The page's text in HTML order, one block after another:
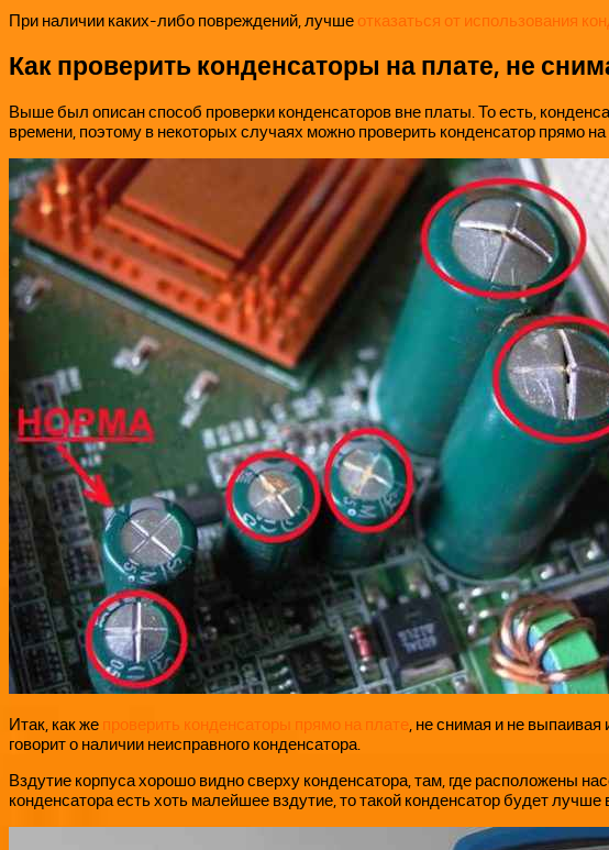
При наличии каких-либо повреждений, лучше отказаться от использования
Как проверить конденсаторы на плате, не
Выше был описан способ проверки конденсаторов вне платы. То есть,
времени, поэтому в некоторых случаях можно проверить конденсатор прямо на
Итак, как же проверить конденсаторы прямо на плате, не снимая и не
говорит о наличии неисправного конденсатора.
Вздутие корпуса хорошо видно сверху конденсатора, там, где расположены
конденсатора есть хоть малейшее вздутие, то такой конденсатор будет лучше